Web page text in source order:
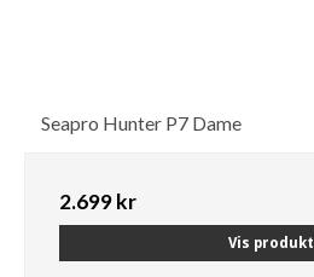
Seapro Hunter P7 Dame
2.699 kr
Vis produkt